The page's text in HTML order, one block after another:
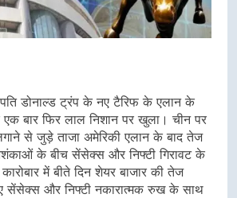
डोनाल्ड ट्रंप के नए टैरिफ के एलान के
एक बार फिर लाल निशान पर खुला। चीन पर
से जुड़े ताजा अमेरिकी एलान के बाद तेज
के बीच सेंसेक्स और निफ्टी गिरावट के
में बीते दिन शेयर बाजार की तेज
सेंसेक्स और निफ्टी नकारात्मक रुख के साथ